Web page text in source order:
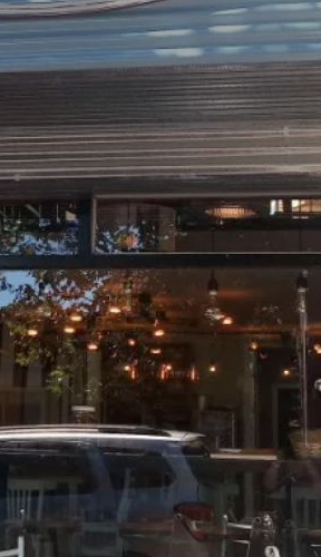
Reputación 0
Reservar Reclamar autoría
Cerrado
Zona